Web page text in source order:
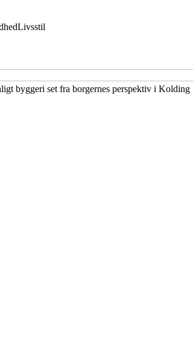
Livsstil
byggeri set fra borgernes perspektiv i Kolding